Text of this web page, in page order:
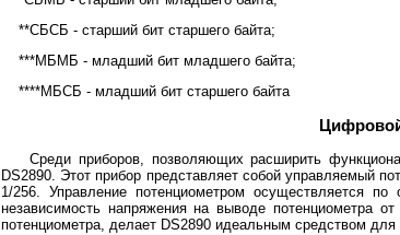
**СБСБ - старший бит старшего байта;
***МБМБ - младший бит младшего байта;
****МБСБ - младший бит старшего байта
Среди приборов, позволяющих расширить
DS2890. Этот прибор представляет собой управляемый
1/256. Управление потенциометром осуществляется
независимость напряжения на выводе потенциометра
потенциометра, делает DS2890 идеальным средством